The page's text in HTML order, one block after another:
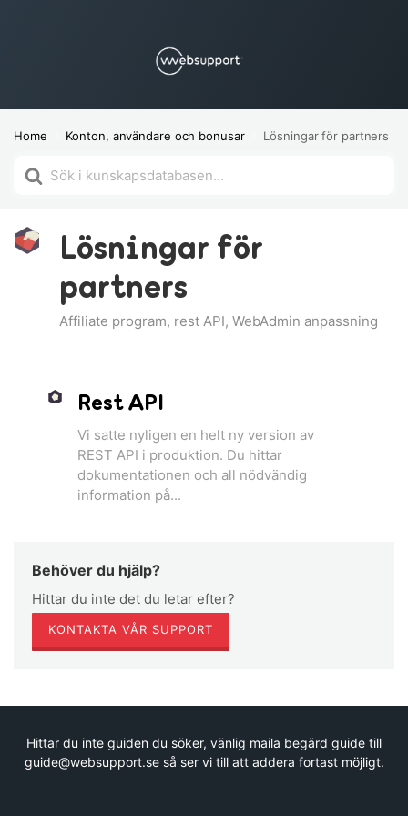
Home Konton, användare och bonusar Lösningar för partners
Söker
Lösningar för
partners
Affiliate program, rest API, WebAdmin anpassning
Rest API
Vi satte nyligen en helt ny version av
REST API i produktion. Du hittar
dokumentationen och all nödvändig
information på...
Behöver du hjälp?
Hittar du inte det du letar efter?
KONTAKTA VÅR SUPPORT
Hittar du inte guiden du söker, vänlig maila begärd guide till
guide@websupport.se så ser vi till att addera fortast möjligt.